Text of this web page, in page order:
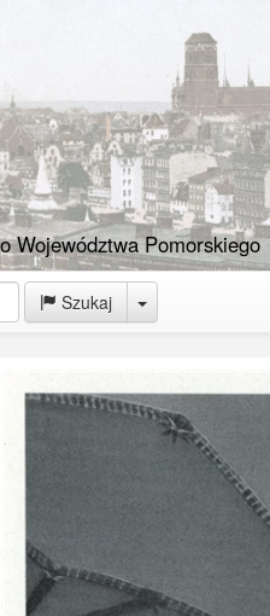
Województwa Pomorskiego
Szukaj Toggle Dropdown